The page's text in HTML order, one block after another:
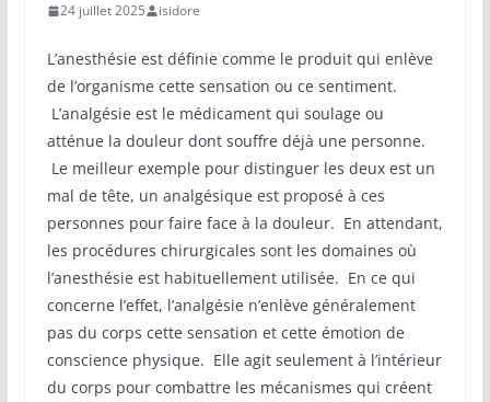
24 juillet 2025 isidore
L’anesthésie est définie comme le produit qui enlève
de l’organisme cette sensation ou ce sentiment.
L’analgésie est le médicament qui soulage ou
atténue la douleur dont souffre déjà une personne.
Le meilleur exemple pour distinguer les deux est un
mal de tête, un analgésique est proposé à ces
personnes pour faire face à la douleur. En attendant,
les procédures chirurgicales sont les domaines où
l’anesthésie est habituellement utilisée. En ce qui
concerne l’effet, l’analgésie n’enlève généralement
pas du corps cette sensation et cette émotion de
conscience physique. Elle agit seulement à l’intérieur
du corps pour combattre les mécanismes qui créent